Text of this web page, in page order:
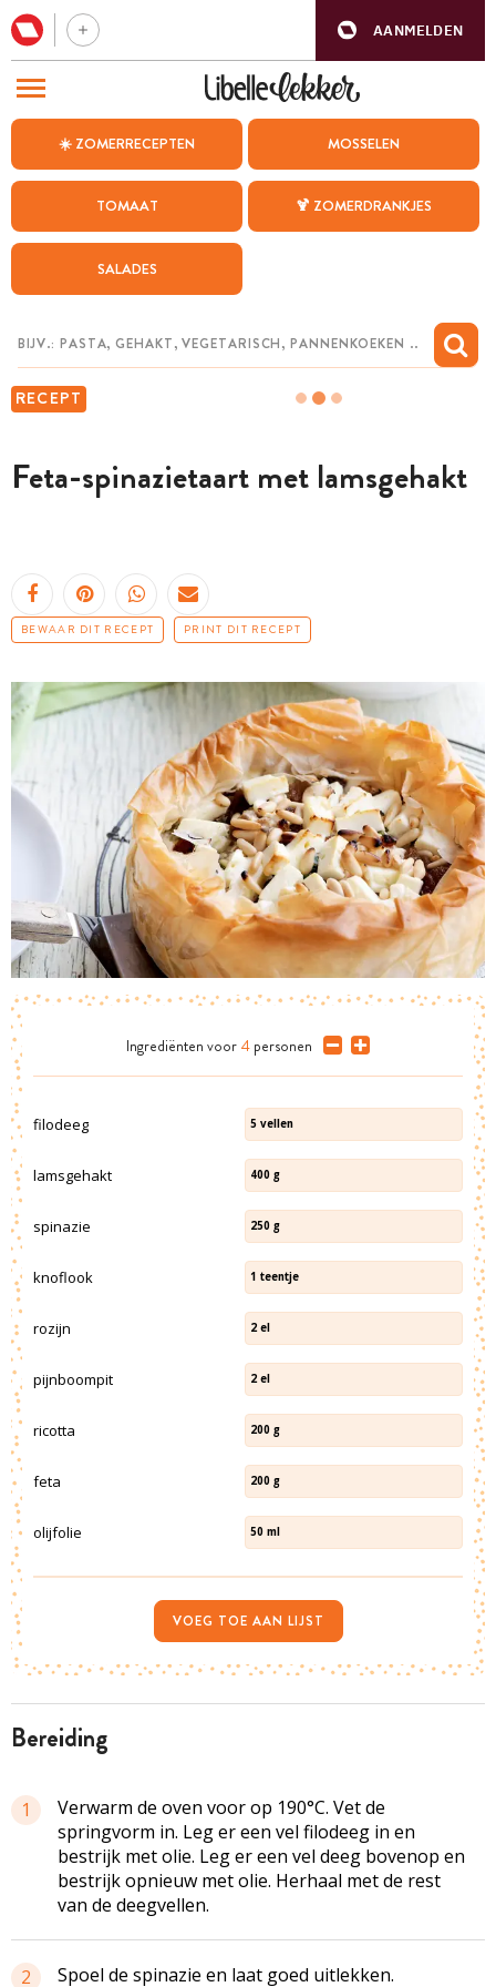
AANMELDEN
☀️ ZOMERRECEPTEN MOSSELEN
TOMAAT 🍹 ZOMERDRANKJES
SALADES
RECEPT
Feta-spinazietaart met lamsgehakt
BEWAAR DIT RECEPT PRINT DIT RECEPT
bereiding
1
Verwarm de oven voor op 190°C. Vet de
springvorm in. Leg er een vel filodeeg in en
bestrijk met olie. Leg er een vel deeg bovenop en
bestrijk opnieuw met olie. Herhaal met de rest
van de deegvellen.
2
Spoel de spinazie en laat goed uitlekken.
Ingrediënten voor 4 personen
filodeeg 5 vellen
lamsgehakt 400 g
spinazie 250 g
knoflook 1 teentje
rozijn 2 el
pijnboompit 2 el
ricotta 200 g
feta 200 g
olijfolie 50 ml
VOEG TOE AAN LIJST
BEZOEK ONZE ANDERE WEBSITES
WEEKMENU
CHAT MET MAIA
MIJN BEWAARDE RECEPTEN